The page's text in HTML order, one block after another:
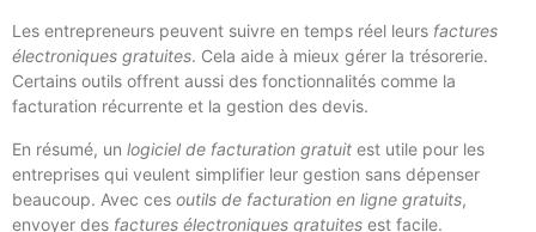
Les entrepreneurs peuvent suivre en temps réel leurs factures
électroniques gratuites. Cela aide à mieux gérer la trésorerie.
Certains outils offrent aussi des fonctionnalités comme la
facturation récurrente et la gestion des devis.
En résumé, un logiciel de facturation gratuit est utile pour les
entreprises qui veulent simplifier leur gestion sans dépenser
beaucoup. Avec ces outils de facturation en ligne gratuits,
envoyer des factures électroniques gratuites est facile.